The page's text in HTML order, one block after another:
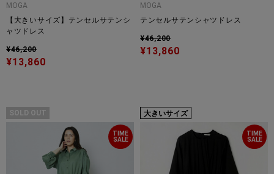
MOGA
【大きいサイズ】テンセルサテンシ
ャツドレス
¥46,200
¥13,860
MOGA
テンセルサテンシャツドレス
¥46,200
¥13,860
SOLD OUT
TIME
SALE
大きいサイズ
TIME
SALE